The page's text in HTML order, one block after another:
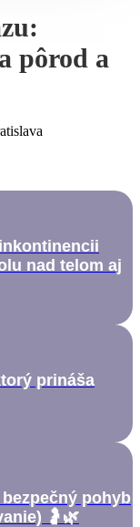
pôrod a
nad telom aj
prináša
pohyb
🤰🌿